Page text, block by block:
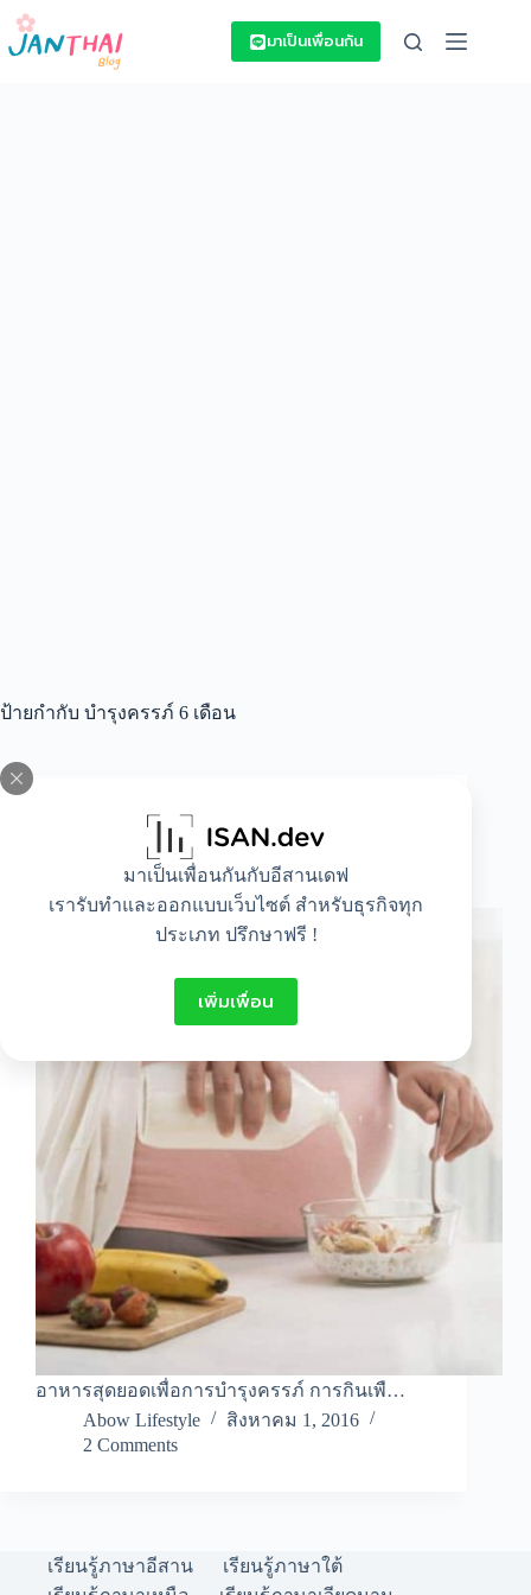
Skip
content
มาเป็นเพื่อนกันกับอีสานเดฟ
เรารับทำและออกแบบเว็บไซต์ สำหรับธุรกิจทุก
ประเภท ปรึกษาฟรี !
เพิ่มเพื่อน
มาเป็นเพื่อนกัน
ป้ายกำกับ บํารุงครรภ์ 6 เดือน
Food, Healthy
อาหารสุดยอดเพื่อการบำรุงครรภ์
อาหารสุดยอดเพื่อการบำรุงครรภ์ การกินเพื…
Abow Lifestyle
สิงหาคม 1, 2016
2 Comments
เรียนรู้ภาษาอีสาน
เรียนรู้ภาษาใต้